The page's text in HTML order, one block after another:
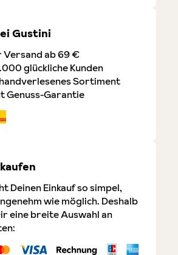
Gustini
ab 69 €
glückliche Kunden
Sortiment
Genuss-Garantie
Deinen Einkauf so simpel,
wie möglich. Deshalb
eine breite Auswahl an